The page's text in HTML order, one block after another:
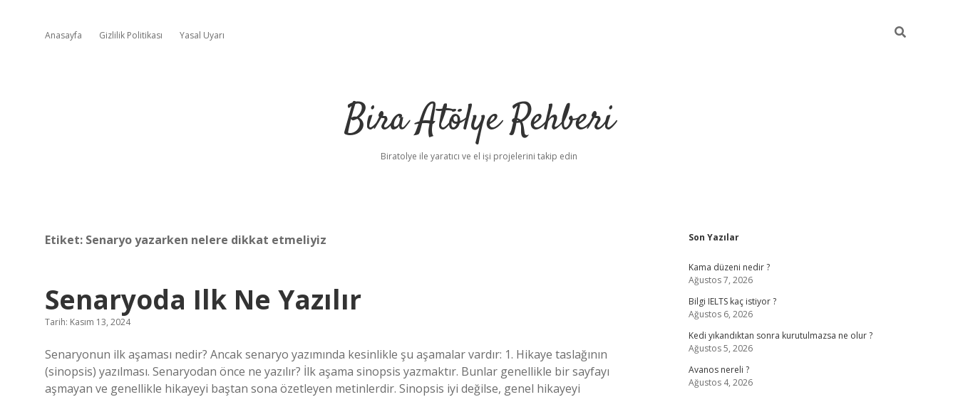
Anasayfa Gizlilik Politikası Yasal Uyarı
Bira Atölye Rehberi
Biratolye ile yaratıcı ve el işi projelerini takip edin
Etiket: Senaryo yazarken nelere dikkat etmeliyiz
Senaryoda Ilk Ne Yazılır
Tarih: Kasım 13, 2024
Senaryonun ilk aşaması nedir? Ancak senaryo yazımında kesinlikle şu aşamalar vardır: 1. Hikaye taslağının
(sinopsis) yazılması. Senaryodan önce ne yazılır? İlk aşama sinopsis yazmaktır. Bunlar genellikle bir sayfayı
aşmayan ve genellikle hikayeyi baştan sona özetleyen metinlerdir. Sinopsis iyi değilse, genel hikayeyi
Sidebar
Son Yazılar
Kama düzeni nedir ?
Ağustos 7, 2026
Bilgi IELTS kaç istiyor ?
Ağustos 6, 2026
Kedi yıkandıktan sonra kurutulmazsa ne olur ?
Ağustos 5, 2026
Avanos nereli ?
Ağustos 4, 2026